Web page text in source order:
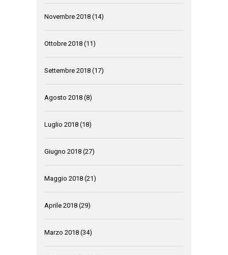
Novembre 2018 (14)
Ottobre 2018 (11)
Settembre 2018 (17)
Agosto 2018 (8)
Luglio 2018 (18)
Giugno 2018 (27)
Maggio 2018 (21)
Aprile 2018 (29)
Marzo 2018 (34)